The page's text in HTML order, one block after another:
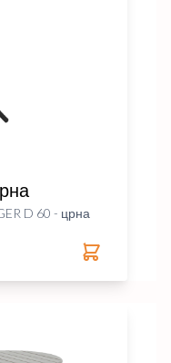
D 60 - црна